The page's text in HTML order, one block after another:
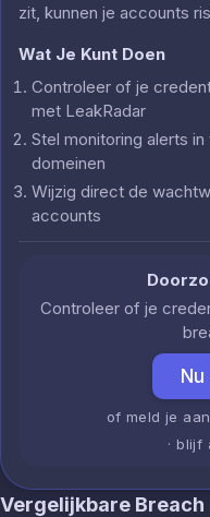
zit, kunnen je accounts
Wat Je Kunt Doen
Controleer of je
met LeakRadar
Stel monitoring alerts
domeinen
Wijzig direct de
accounts
Controleer of je
of meld je
· blijf
Vergelijkbare Breach